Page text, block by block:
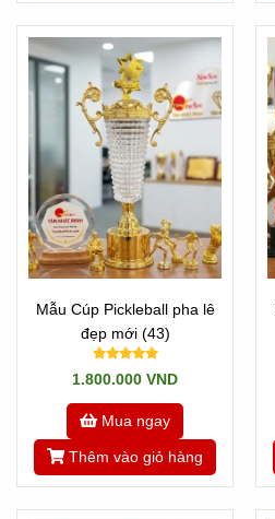
Mẫu Cúp Pickleball pha lê
đẹp mới (43)
1.800.000 VND
Mua ngay
Thêm vào giỏ hàng